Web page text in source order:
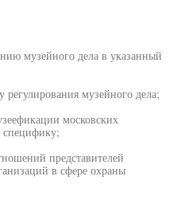
музейного дела в указанный
регулирования музейного дела;
московских
специфику;
представителей
в сфере охраны